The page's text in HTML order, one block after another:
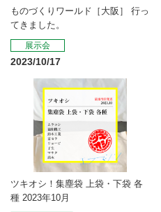
ものづくりワールド［大阪］ 行っ
てきました。
展示会
2023/10/17
ツキオシ！集塵袋 上袋・下袋 各
種 2023年10月